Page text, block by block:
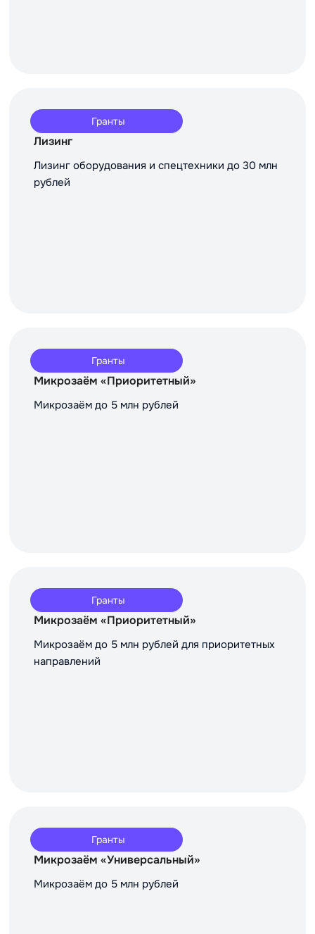
Гранты
Лизинг
Лизинг оборудования и спецтехники до 30 млн
рублей
Гранты
Микрозаём «Приоритетный»
Микрозаём до 5 млн рублей
Гранты
Микрозаём «Приоритетный»
Микрозаём до 5 млн рублей для приоритетных
направлений
Гранты
Микрозаём «Универсальный»
Микрозаём до 5 млн рублей